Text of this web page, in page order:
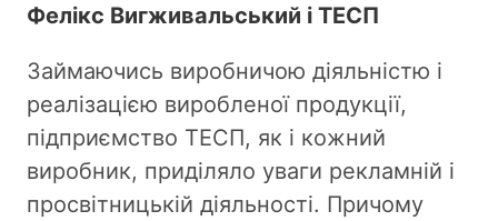
Фелікс Вигживальський і ТЕСП
Займаючись виробничою діяльністю і
реалізацією виробленої продукції,
підприємство ТЕСП, як і кожний
виробник, приділяло уваги рекламній і
просвітницькій діяльності. Причому